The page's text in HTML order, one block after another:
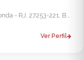
Av. Amaral Peixoto, 71 - Centro, Volta Redonda - RJ, 27253-221, Brasil
Ver Perfil